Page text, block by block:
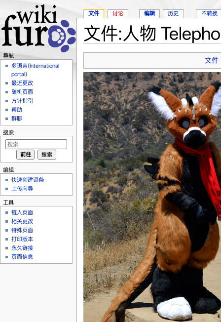
文件:人物
文件
文件 讨论 编辑 历史 不转换
导航
多语言(International
portal)
最近更改
随机页面
方针指引
帮助
群聊
搜索
编辑
快速创建词条
上传向导
工具
链入页面
相关更改
特殊页面
打印版本
永久链接
页面信息